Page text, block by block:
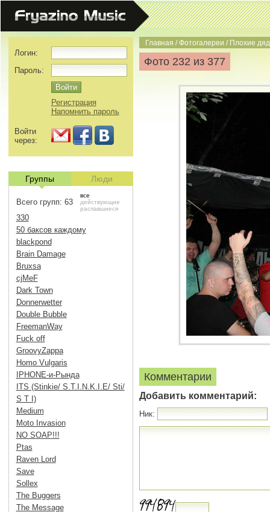
Главная /Фотогалереи / Плохие
Фото 232 из 377
Комментарии
Добавить комментарий:
Ник:
Логин:
Пароль:
Регистрация
Напомнить пароль
Войти
через:
Группы Люди
Всего групп: 63
все
действующие
распавшиеся
330
50 баксов каждому
blackpond
Brain Damage
Bruxsa
cjMeF
Dark Town
Donnerwetter
Double Bubble
FreemanWay
Fuck off
GroovyZappa
Homo Vulgaris
IPHONE-и-Рында
ITS (Stinkie/ S.T.I.N.K.I.E/ Sti/
S T I)
Medium
Moto Invasion
NO SOAP!!!
Ptas
Raven Lord
Save
Sollex
The Buggers
The Message